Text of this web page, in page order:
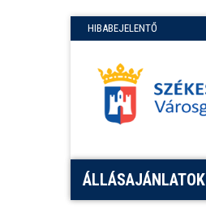
HIBABEJELENTŐ
ÁLLÁSAJÁNLATOK